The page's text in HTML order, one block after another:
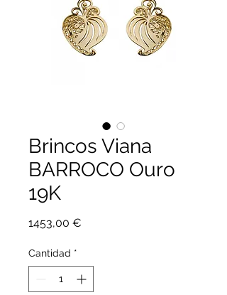
Brincos Viana
BARROCO Ouro
19K
1453,00 €
Cantidad *